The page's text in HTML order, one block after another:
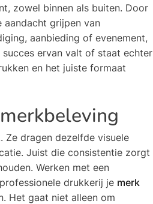
zowel binnen als buiten. Door
grijpen van
aanbieding of evenement,
ervan valt of staat echter
en het juiste formaat
Ze dragen dezelfde visuele
Juist die consistentie zorgt
Werken met een
drukkerij je merk
Het gaat niet alleen om